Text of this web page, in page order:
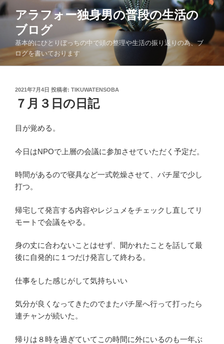
コ
ン
へ
アラフォー独身男の普段の生活の
ブログ
基本的にひとりぼっちの中で頭の整理や生活の振り返りの為、ブ
ログを書いております
投
稿
日:
2021年7月4日 投稿者: TIKUWATENSOBA
７月３日の日記
目が覚める。
今日はNPOで上層の会議に参加させていただく予定だ。
時間があるので寝具など一式乾燥させて、パチ屋で少し
打つ。
帰宅して発言する内容やレジュメをチェックし直してリ
モートで会議をやる。
身の丈に合わないことはせず、聞かれたことを話して最
後に自発的に１つだけ発言して終わる。
仕事をした感じがして気持ちいい
気分が良くなってきたのでまたパチ屋へ行って打ったら
連チャンが続いた。
帰りは８時を過ぎていてこの時間に外にいるのも一年ぶ